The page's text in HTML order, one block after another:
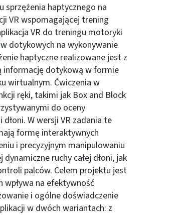
sprzężenia haptycznego na
VR wspomagającej trening
VR do treningu motoryki
dotykowych na wykonywanie
haptyczne realizowane jest z
informację dotykową w formie
wirtualnym. Ćwiczenia w
ręki, takimi jak Box and Block
do oceny
W wersji VR zadania te
formę interaktywnych
i precyzyjnym manipulowaniu
ruchy całej dłoni, jak
palców. Celem projektu jest
wpływa na efektywność
i ogólne doświadczenie
w dwóch wariantach: z